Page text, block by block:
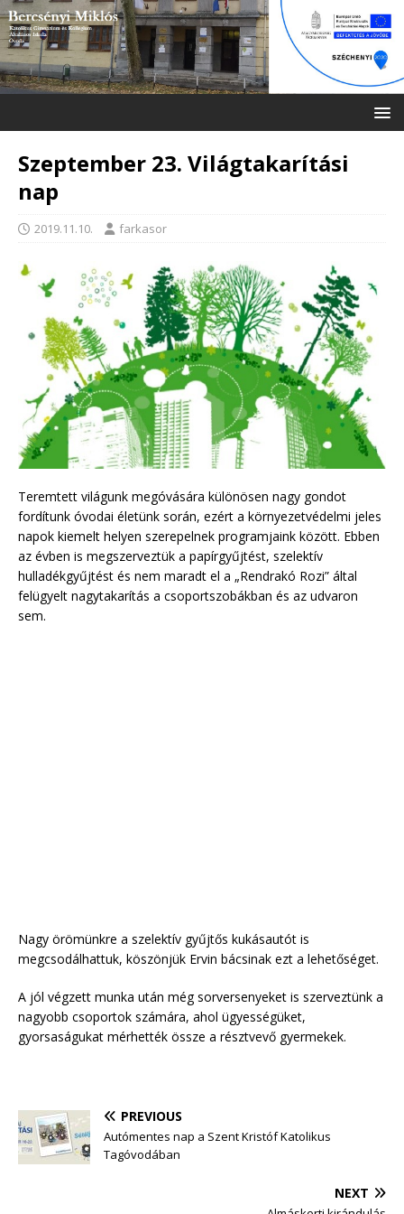
Szeptember 23. Világtakarítási
nap
2019.11.10. farkasor
Teremtett világunk megóvására különösen nagy gondot
fordítunk óvodai életünk során, ezért a környezetvédelmi jeles
napok kiemelt helyen szerepelnek programjaink között. Ebben
az évben is megszerveztük a papírgyűjtést, szelektív
hulladékgyűjtést és nem maradt el a „Rendrakó Rozi” által
felügyelt nagytakarítás a csoportszobákban és az udvaron
sem.
Nagy örömünkre a szelektív gyűjtős kukásautót is
megcsodálhattuk, köszönjük Ervin bácsinak ezt a lehetőséget.
A jól végzett munka után még sorversenyeket is szerveztünk a
nagyobb csoportok számára, ahol ügyességüket,
gyorsaságukat mérhették össze a résztvevő gyermekek.
PREVIOUS
Autómentes nap a Szent Kristóf Katolikus
Tagóvodában
NEXT